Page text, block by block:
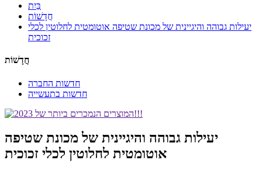
בַּיִת
חֲדָשׁוֹת
יעילות גבוהה והיגיינית של מכונת שטיפה אוטומטית לחלוטין לכלי
זכוכית
חֲדָשׁוֹת
חדשות החברה
חדשות בתעשייה
יעילות גבוהה והיגיינית של מכונת שטיפה
אוטומטית לחלוטין לכלי זכוכית